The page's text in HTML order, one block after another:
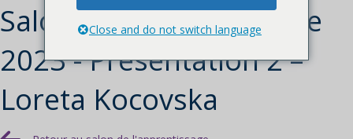
Salon de l'apprentissage
2023 - Présentation 2 –
Loreta Kocovska
Close and do not switch language